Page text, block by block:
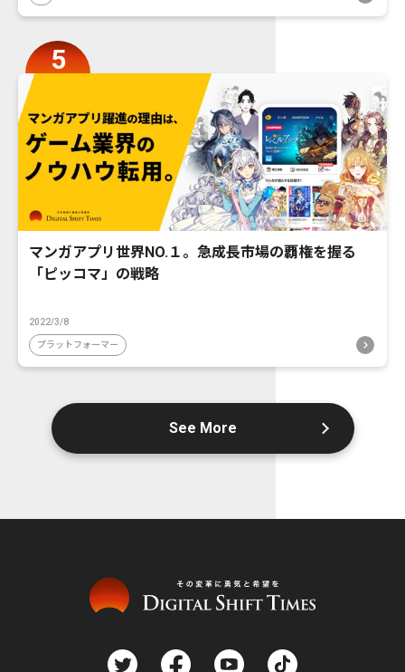
マンガアプリ世界NO.１。急成長市場の覇権を握る
「ピッコマ」の戦略
2022/3/8
プラットフォーマー
See More